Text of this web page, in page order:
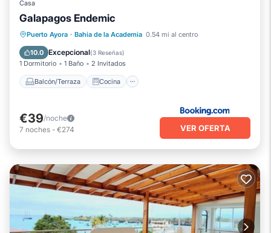
Bahia de la Academia en este Casa.
Casa
Galapagos Endemic
Puerto Ayora · Bahia de la Academia 0.54 mi al centro
10.0 Excepcional(3 Reseñas)
1 Dormitorio 1 Baño 2 Invitados
Balcón/Terraza Cocina
Balcón/Terraza
Cocina
Aire acondicionado
€39/noche
7 noches - €274 VER OFERTA